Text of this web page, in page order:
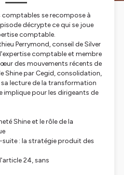
comptables se recompose à
décrypte ce qui se joue
comptable.
Perrymond, conseil de Silver
comptable et membre
des mouvements récents de
Shine par Cegid, consolidation,
lecture de la transformation
implique pour les dirigeants de
Shine et le rôle de la
: la stratégie produit des
24, sans